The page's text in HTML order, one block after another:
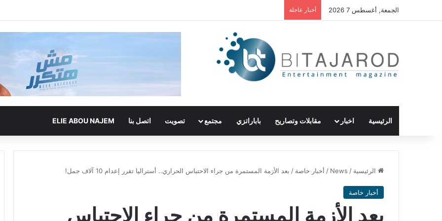
الجمعة, أغسطس 7 2026 أخبار عاجلة
الرئيسية اخبار مقابلات وتصاريح باباراتزي مجتمع تصويت اتصل بنا ELIE ABOU NAJEM
الرئيسية /
News
/ أخبار خاصة / بعد الأزمة المستمرة من جراء الاحتباس الحراري.. أستراليا تقرر إعدام 10 آلاف جمل!
أخبار خاصة
بعد الأزمة المستمرة من جراء الاحتباس